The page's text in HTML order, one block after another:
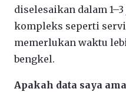
diselesaikan dalam
kompleks seperti
memerlukan waktu
bengkel.
Apakah data saya